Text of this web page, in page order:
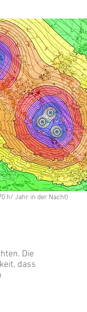
h/ Jahr in der Nacht)
Die
dass